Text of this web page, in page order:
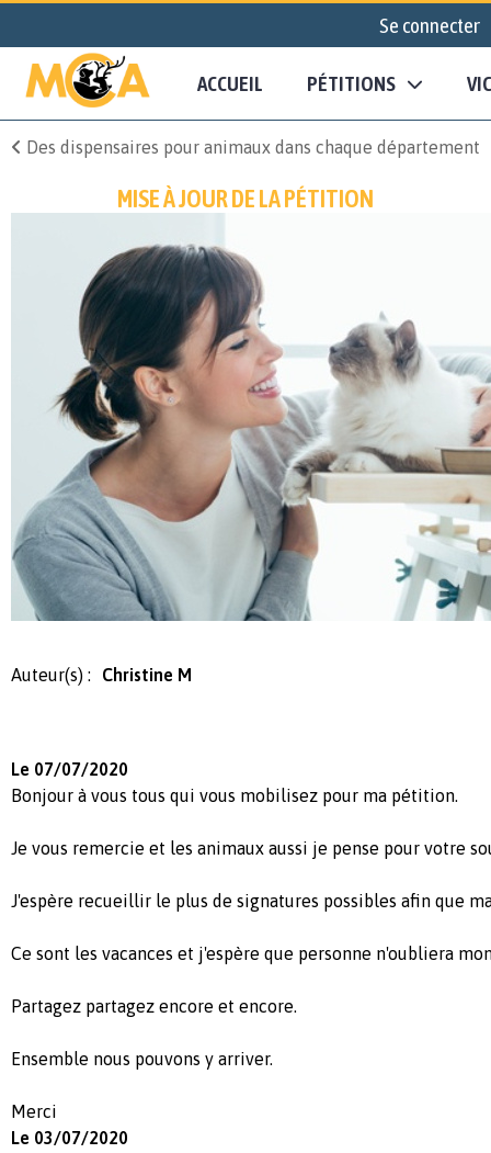
Se connecter
ACCUEIL PÉTITIONS
Des dispensaires pour animaux dans chaque département
MISE À JOUR DE LA PÉTITION
Auteur(s) : Christine M
Le 07/07/2020
Bonjour à vous tous qui vous mobilisez pour ma pétition.
Je vous remercie et les animaux aussi je pense pour votre
J'espère recueillir le plus de signatures possibles afin que
Ce sont les vacances et j'espère que personne n'oubliera
Partagez partagez encore et encore.
Ensemble nous pouvons y arriver.
Merci
Le 03/07/2020